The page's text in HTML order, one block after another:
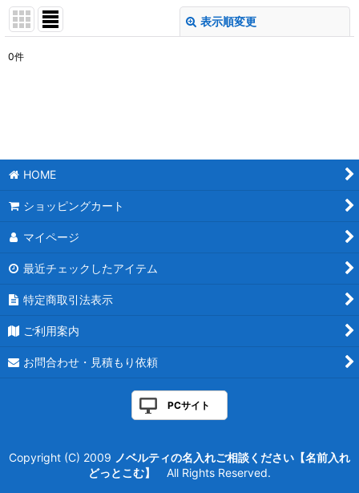
表示順変更
0件
HOME
ショッピングカート
マイページ
最近チェックしたアイテム
特定商取引法表示
ご利用案内
お問合わせ・見積もり依頼
PCサイト
Copyright (C) 2009 ノベルティの名入れご相談ください【名前入れ
どっとこむ】
All Rights Reserved.